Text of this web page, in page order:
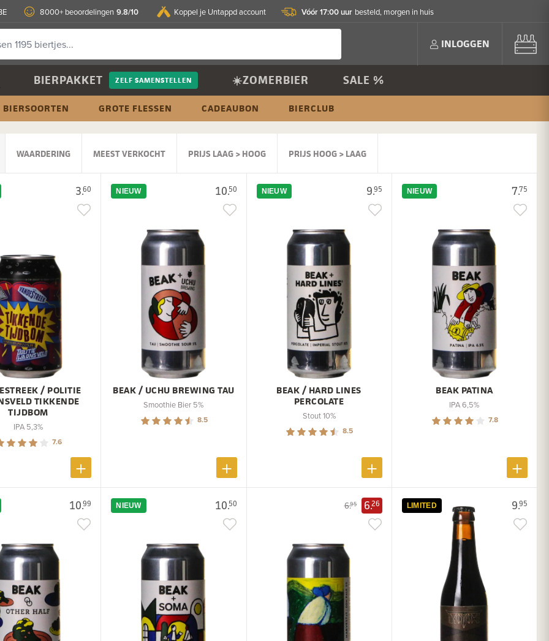
8000+ beoordelingen 9.8/10 Koppel je Untappd account Vóór 17:00 uur besteld, morgen in huis
INLOGGEN
BIERPAKKET ZELF SAMENSTELLEN ☀️ZOMERBIER SALE %
BIERSOORTEN GROTE FLESSEN CADEAUBON BIERCLUB
WAARDERING MEEST VERKOCHT PRIJS LAAG > HOOG PRIJS HOOG > LAAG
3.60
/ POLITIE
TIKKENDE
TIJDBOM
IPA 5,3%
7.6
10.50
NIEUW
BEAK / UCHU BREWING TAU
Smoothie Bier 5%
8.5
9.95
NIEUW
BEAK / HARD LINES
PERCOLATE
Stout 10%
8.5
7.75
NIEUW
BEAK PATINA
IPA 6,5%
7.8
10.99 10.50
NIEUW 6.95 6.26 9.95
LIMITED